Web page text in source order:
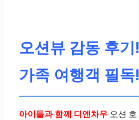
오션뷰 감동 후기!
가족 여행객 필독!
아이들과 함께 디엔차우 오션 호